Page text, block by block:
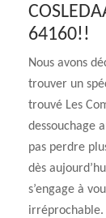
64160!!
Nous avons
trouver un
trouvé Les
dessouchage
pas perdre
dès
s’engage à
irréprochable.